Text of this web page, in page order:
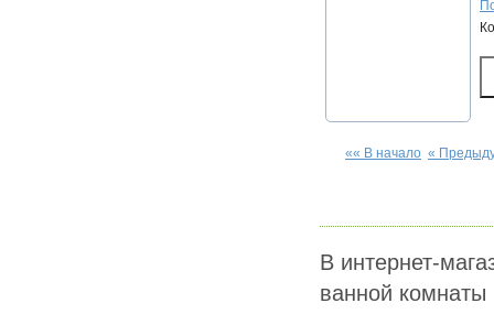
«« В начало «
В интернет-
ванной комнаты